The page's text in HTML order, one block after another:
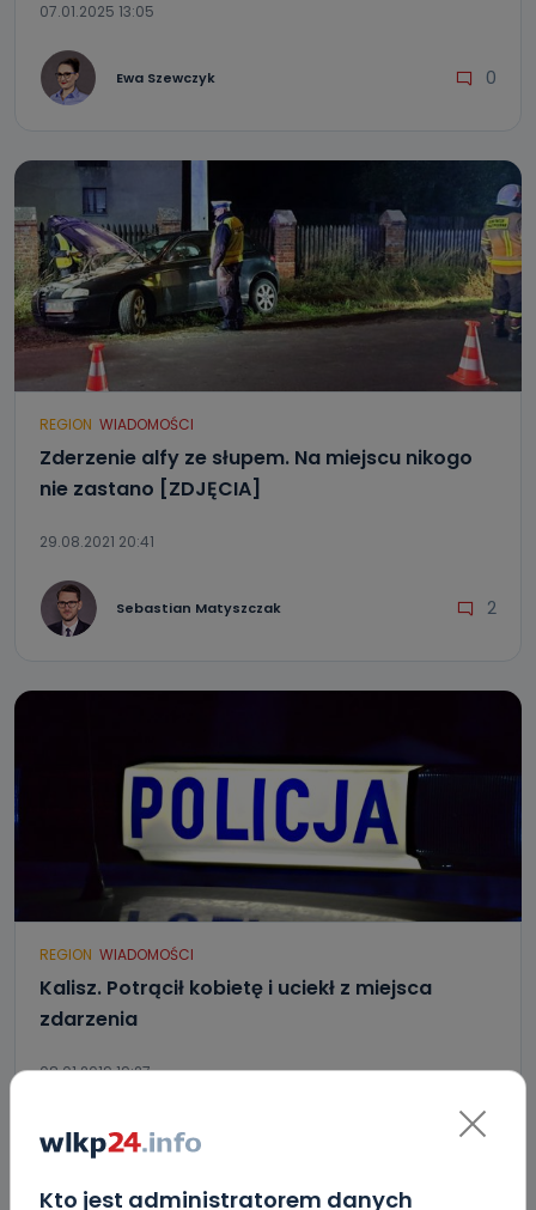
Kto jest administratorem danych
07.01.2025 13:05
Ewa Szewczyk 0
REGION WIADOMOŚCI
Zderzenie alfy ze słupem. Na miejscu nikogo
nie zastano [ZDJĘCIA]
29.08.2021 20:41
Sebastian Matyszczak 2
REGION WIADOMOŚCI
Kalisz. Potrącił kobietę i uciekł z miejsca
zdarzenia
08.01.2019 19:27
Ewa Szewczyk